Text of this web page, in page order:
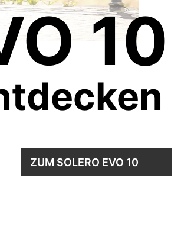
10
ZUM SOLERO EVO 10